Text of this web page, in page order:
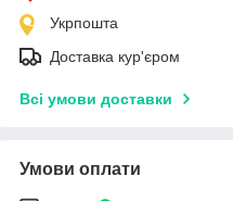
Укрпошта
Доставка кур'єром
Всі умови доставки
Умови оплати